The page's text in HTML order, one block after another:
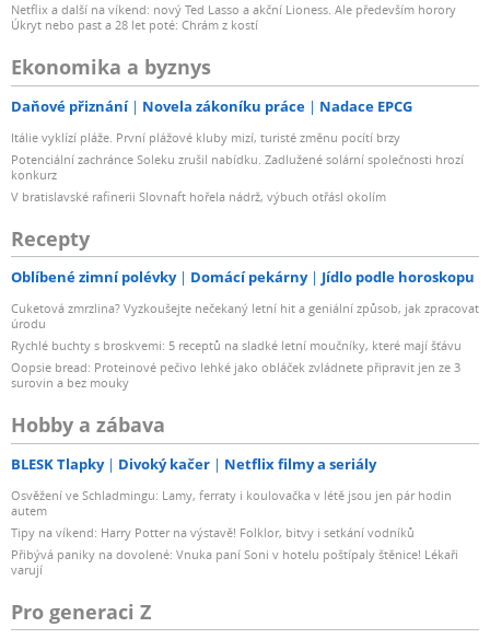
Netflix a další na víkend: nový Ted Lasso a akční Lioness. Ale především horory
Úkryt nebo past a 28 let poté: Chrám z kostí
Ekonomika a byznys
Daňové přiznání Novela zákoníku práce Nadace EPCG
Itálie vyklízí pláže. První plážové kluby mizí, turisté změnu pocítí brzy
Potenciální zachránce Soleku zrušil nabídku. Zadlužené solární společnosti hrozí
konkurz
V bratislavské rafinerii Slovnaft hořela nádrž, výbuch otřásl okolím
Recepty
Oblíbené zimní polévky Domácí pekárny Jídlo podle horoskopu
Cuketová zmrzlina? Vyzkoušejte nečekaný letní hit a geniální způsob, jak zpracovat
úrodu
Rychlé buchty s broskvemi: 5 receptů na sladké letní moučníky, které mají šťávu
Oopsie bread: Proteinové pečivo lehké jako obláček zvládnete připravit jen ze 3
surovin a bez mouky
Hobby a zábava
BLESK Tlapky Divoký kačer Netflix filmy a seriály
Osvěžení ve Schladmingu: Lamy, ferraty i koulovačka v létě jsou jen pár hodin
autem
Tipy na víkend: Harry Potter na výstavě! Folklor, bitvy i setkání vodníků
Přibývá paniky na dovolené: Vnuka paní Soni v hotelu poštípaly štěnice! Lékaři
varují
Pro generaci Z